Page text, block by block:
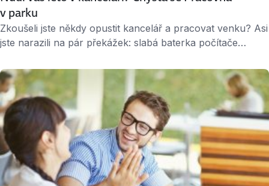
v parku
Zkoušeli jste někdy opustit kancelář a pracovat venku? Asi
jste narazili na pár překážek: slabá baterka počítače
nejzásadnější. V Praze právě teď vzniká Pracovna
v parku, která by mohla tyto bolesti vyřešit. Myšlenka
strávit pracovní den pod širým nebem tak možná přestane
patřit do říše sci-fi. …